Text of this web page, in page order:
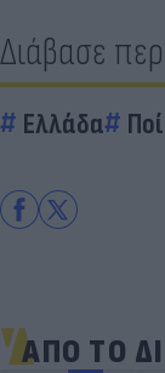
Διάβασε
Ελλάδα
ΑΠΟ ΤΟ